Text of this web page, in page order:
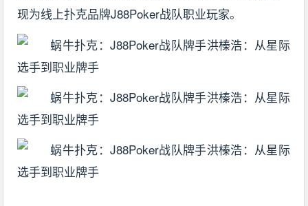
现为线上扑克品牌J88Poker战队职业玩家。